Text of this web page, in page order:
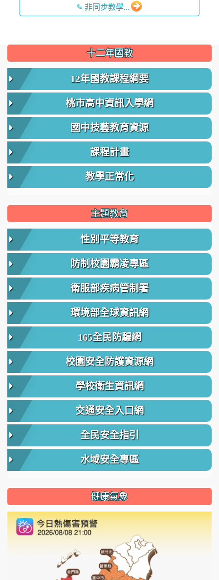
✎ 非同步教學...
::: 十二年國教
12年國教課程綱要
桃市高中資訊入學網
國中技藝教育資源
課程計畫
教學正常化
主題教育
性別平等教育
防制校園霸凌專區
衛服部疾病管制署
環境部全球資訊網
165全民防騙網
校園安全防護資源網
學校衛生資訊網
交通安全入口網
全民安全指引
水域安全專區
健康氣象